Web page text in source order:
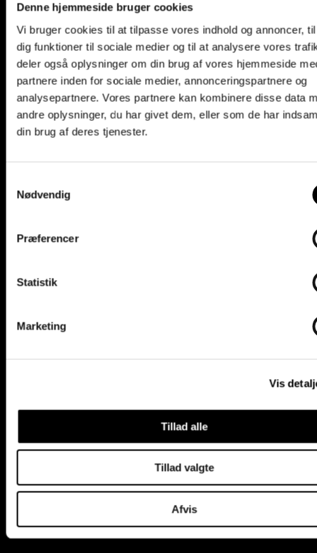
Denne hjemmeside bruger cookies
Vi bruger cookies til at tilpasse vores indhold og annoncer,
dig funktioner til sociale medier og til at analysere vores
deler også oplysninger om din brug af vores hjemmeside
partnere inden for sociale medier, annonceringspartnere og
analysepartnere. Vores partnere kan kombinere disse data
andre oplysninger, du har givet dem, eller som de har
din brug af deres tjenester.
Nødvendig
Præferencer
Statistik
Marketing
Vis
Tillad alle
Tillad valgte
Afvis
KONTAKTINFORMATION